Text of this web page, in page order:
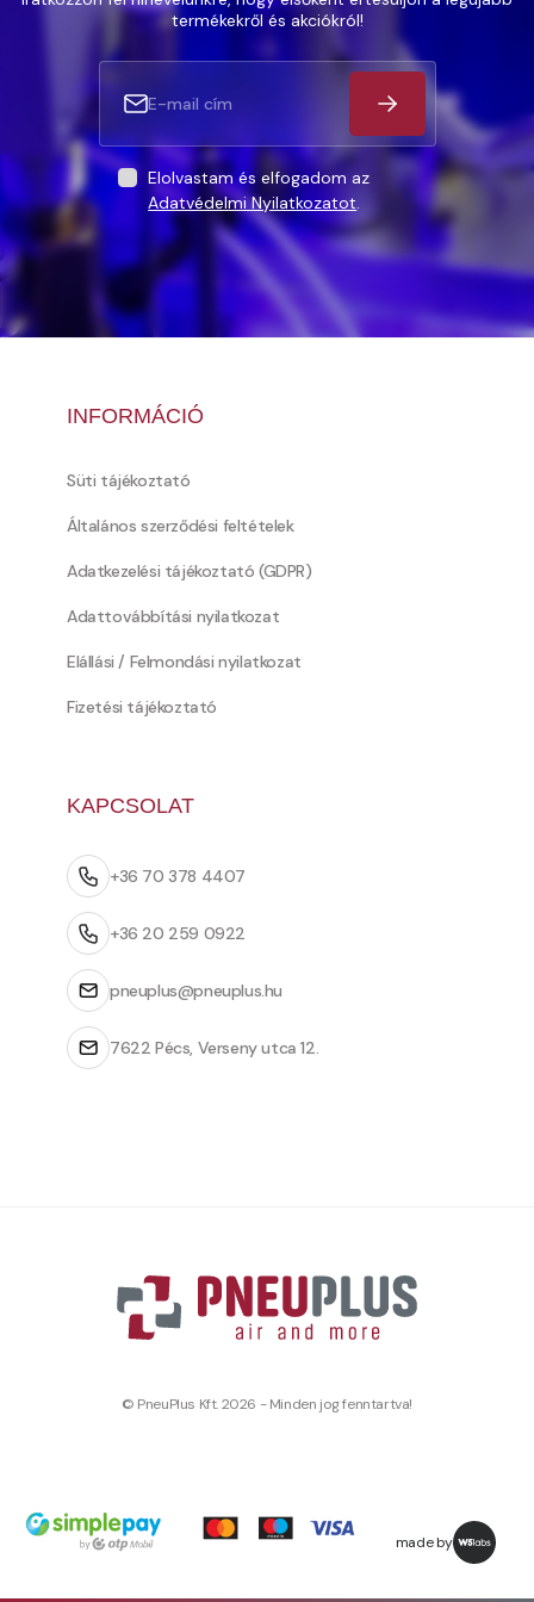
termékekről és akciókról!
Elolvastam és elfogadom az
Adatvédelmi Nyilatkozatot.
INFORMÁCIÓ
Süti tájékoztató
Általános szerződési feltételek
Adatkezelési tájékoztató (GDPR)
Adattovábbítási nyilatkozat
Elállási / Felmondási nyilatkozat
Fizetési tájékoztató
KAPCSOLAT
+36 70 378 4407
+36 20 259 0922
pneuplus@pneuplus.hu
7622 Pécs, Verseny utca 12.
© PneuPlus Kft. 2026 - Minden jog fenntartva!
made by